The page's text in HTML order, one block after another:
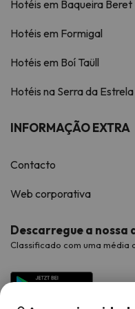
Hotéis em Baqueira Beret
Hotéis em Formigal
Hotéis em Boí Taüll
Hotéis na Serra da Estrela
INFORMAÇÃO EXTRA
Contacto
Web corporativa
Descarregue a nossa
Classificado com uma média